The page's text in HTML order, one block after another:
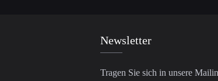
Newsletter
Tragen Sie sich in unsere